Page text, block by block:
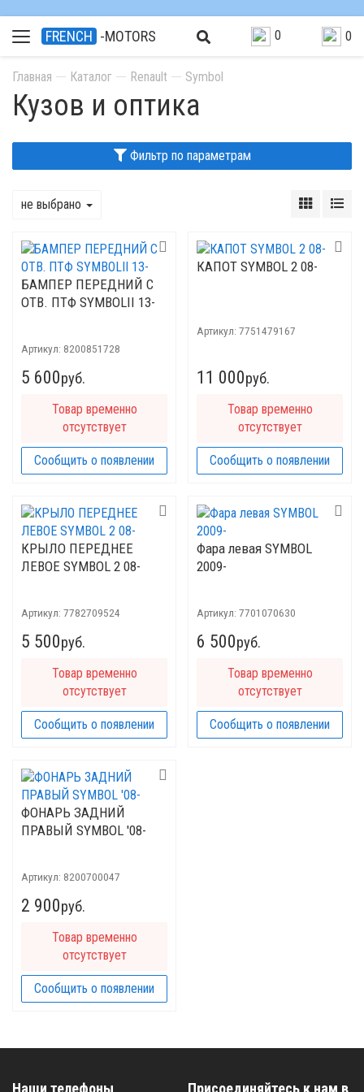
FRENCH -MOTORS 0 0
Главная Каталог Renault Symbol
Кузов и оптика
Фильтр по параметрам
не выбрано
БАМПЕР ПЕРЕДНИЙ С
ОТВ. ПТФ SYMBOLII 13-
Артикул: 8200851728
5 600руб.
Товар временно
отсутствует
Сообщить о появлении
КАПОТ SYMBOL 2 08-
Артикул: 7751479167
11 000руб.
Товар временно
отсутствует
Сообщить о появлении
КРЫЛО ПЕРЕДНЕЕ
ЛЕВОЕ SYMBOL 2 08-
Артикул: 7782709524
5 500руб.
Товар временно
отсутствует
Сообщить о появлении
Фара левая SYMBOL
2009-
Артикул: 7701070630
6 500руб.
Товар временно
отсутствует
Сообщить о появлении
ФОНАРЬ ЗАДНИЙ
ПРАВЫЙ SYMBOL '08-
Артикул: 8200700047
2 900руб.
Товар временно
отсутствует
Сообщить о появлении
Наши телефоны Присоединяйтесь к нам в